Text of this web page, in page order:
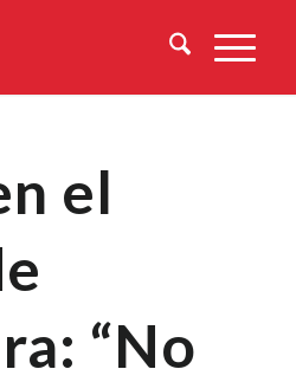
el
“No